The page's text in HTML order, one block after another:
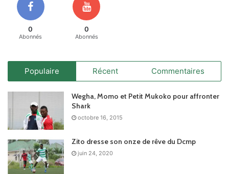
0
Abonnés
0
Abonnés
Populaire Récent Commentaires
Wegha, Momo et Petit Mukoko pour affronter
Shark
octobre 16, 2015
Zito dresse son onze de rêve du Dcmp
juin 24, 2020